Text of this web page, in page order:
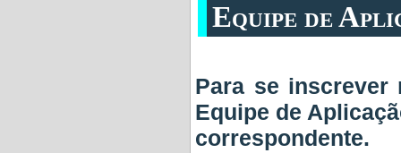
Equipe de
Para se inscrever
Equipe de
correspondente.